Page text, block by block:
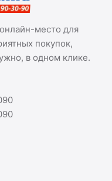
место для
покупок,
в одном клике.